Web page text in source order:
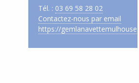
Tél. : 03 69 58 28 02
Contactez-nous par email
https://